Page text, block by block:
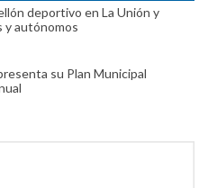
deportivo en La Unión y
y autónomos
su Plan Municipal